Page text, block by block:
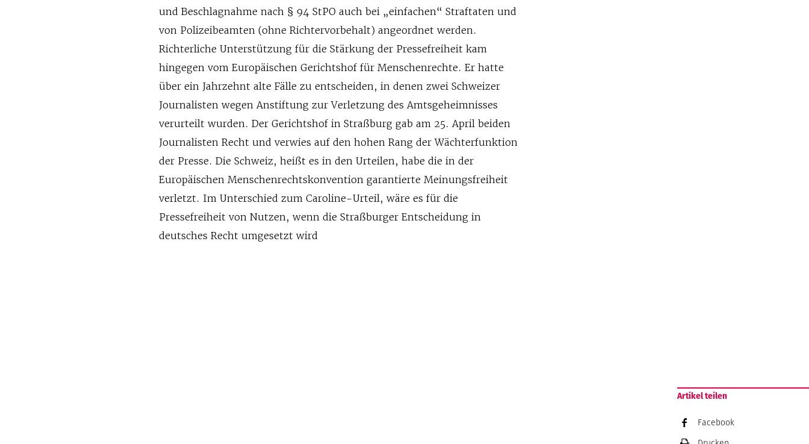
und Beschlagnahme nach § 94 StPO auch bei „einfachen“ Straftaten und
von Polizeibeamten (ohne Richtervorbehalt) angeordnet werden.
Richterliche Unterstützung für die Stärkung der Pressefreiheit kam
hingegen vom Europäischen Gerichtshof für Menschenrechte. Er hatte
über ein Jahrzehnt alte Fälle zu entscheiden, in denen zwei Schweizer
Journalisten wegen Anstiftung zur Verletzung des Amtsgeheimnisses
verurteilt wurden. Der Gerichtshof in Straßburg gab am 25. April beiden
Journalisten Recht und verwies auf den hohen Rang der Wächterfunktion
der Presse. Die Schweiz, heißt es in den Urteilen, habe die in der
Europäischen Menschenrechtskonvention garantierte Meinungsfreiheit
verletzt. Im Unterschied zum Caroline-Urteil, wäre es für die
Pressefreiheit von Nutzen, wenn die Straßburger Entscheidung in
deutsches Recht umgesetzt wird
Artikel teilen
Facebook